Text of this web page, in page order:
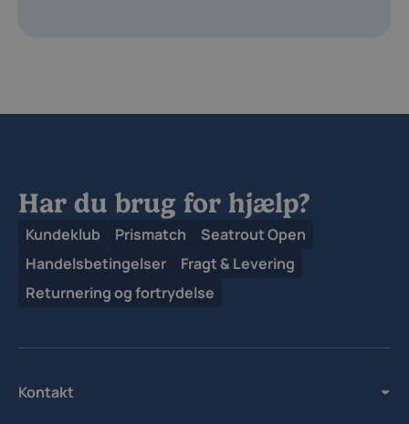
Har du brug for hjælp?
Kundeklub Prismatch
Seatrout Open
Handelsbetingelser
Fragt & Levering
Returnering og fortrydelse
Kontakt